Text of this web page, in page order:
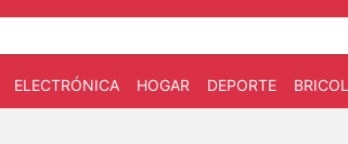
ELECTRÓNICA HOGAR DEPORTE